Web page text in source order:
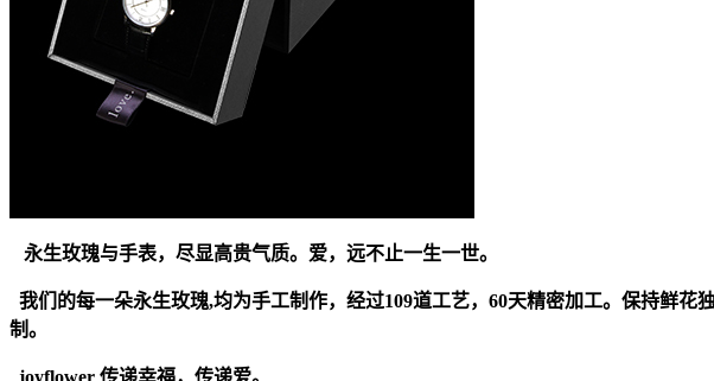
永生玫瑰与手表，尽显高贵气质。爱，远不止一生一世。
我们的每一朵永生玫瑰,均为手工制作，经过109道工艺，60天精密加工。保持鲜
制。